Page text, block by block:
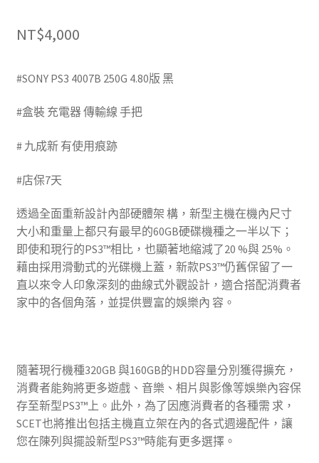
NT$4,000
#SONY PS3 4007B 250G 4.80版 黑
#盒裝 充電器 傳輸線 手把(台中收購二手電玩)
# 九成新 有使用痕跡(台中回收電玩遊戲片)
#店保7天
透過全面重新設計內部硬體架 構，新型主機在機內尺寸
大小和重量上都只有最早的60GB硬碟機種之一半以下；
即使和現行的PS3™相比，也顯著地縮減了20 %與 25%。
藉由採用滑動式的光碟機上蓋，新款PS3™仍舊保留了一
直以來令人印象深刻的曲線式外觀設計，適合搭配消費者
家中的各個角落，並提供豐富的娛樂內 容。
隨著現行機種320GB 與160GB的HDD容量分別獲得擴充，
消費者能夠將更多遊戲、音樂、相片與影像等娛樂內容保
存至新型PS3™上。此外，為了因應消費者的各種需 求，
SCET也將推出包括主機直立架在內的各式週邊配件，讓
您在陳列與擺設新型PS3™時能有更多選擇。